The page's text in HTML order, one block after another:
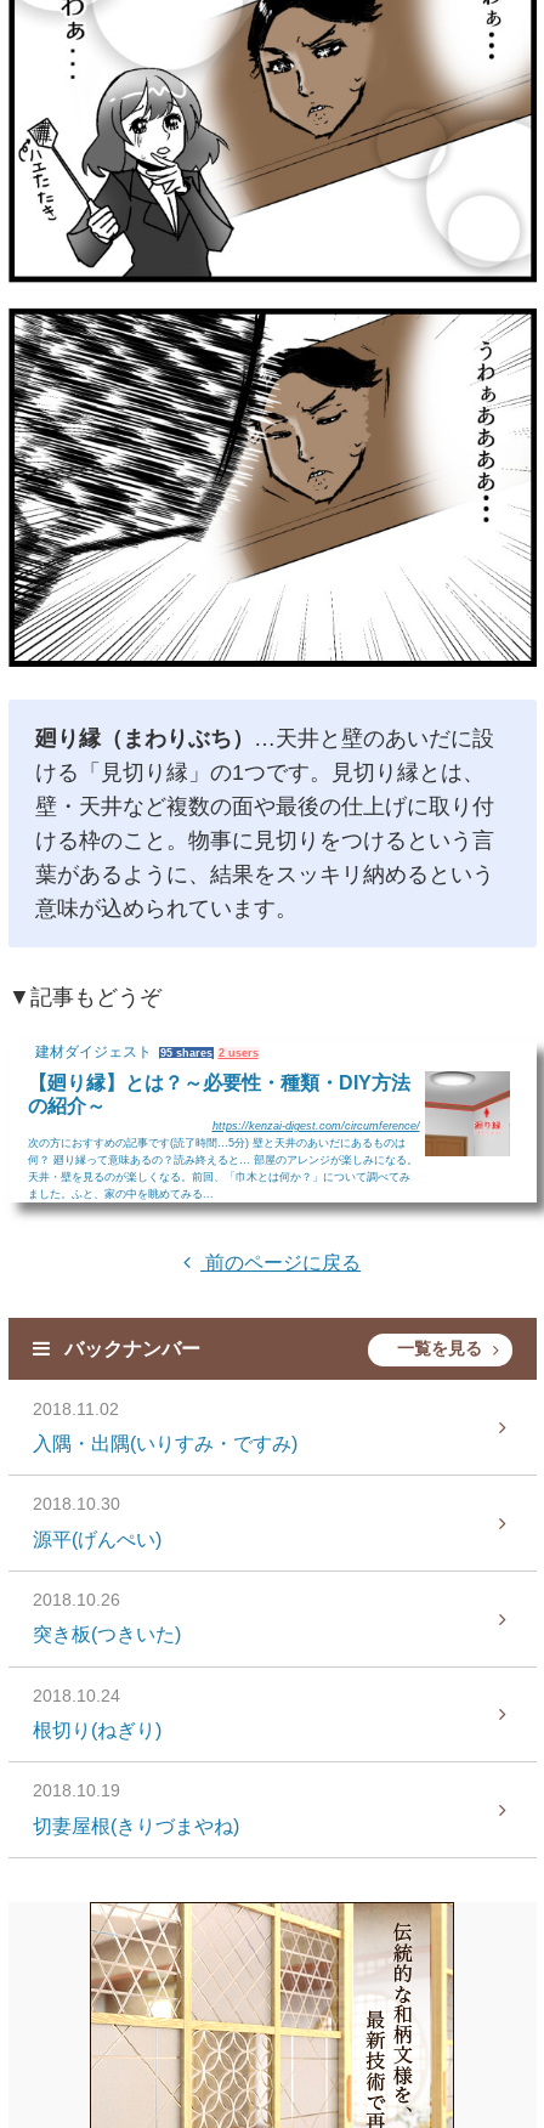
廻り縁（まわりぶち） …天井と壁のあいだに設
ける「見切り縁」の1つです。見切り縁とは、
壁・天井など複数の面や最後の仕上げに取り付
ける枠のこと。物事に見切りをつけるという言
葉があるように、結果をスッキリ納めるという
意味が込められています。
▼記事もどうぞ
建材ダイジェスト 95 shares 2 users
【廻り縁】とは？～必要性・種類・DIY方法
の紹介～
https://kenzai-digest.com/circumference/
次の方におすすめの記事です(読了時間…5分) 壁と天井のあいだにあるものは
何？ 廻り縁って意味あるの？読み終えると… 部屋のアレンジが楽しみになる。
天井・壁を見るのが楽しくなる。前回、「巾木とは何か？」について調べてみ
ました。ふと、家の中を眺めてみる...
前のページに戻る
バックナンバー 一覧を見る
2018.11.02
入隅・出隅(いりすみ・ですみ)
2018.10.30
源平(げんぺい)
2018.10.26
突き板(つきいた)
2018.10.24
根切り(ねぎり)
2018.10.19
切妻屋根(きりづまやね)